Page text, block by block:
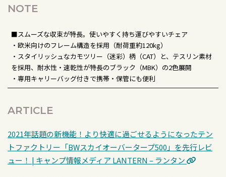
NOTE
■スムーズな収束が特長。使いやすく持ち運びやすいチェア
・欧米向けのフレーム構造を採用（耐荷重約120kg）
・スタイリッシュなカモツリー（迷彩）柄（CAT）と、テスリン素材
を採用、耐水性・速乾性が特長のブラック（MBK）の2色展開
・専用キャリーバッグ付きで携帯・保管にも便利
ARTICLE
2021年話題の新機能！より快適に過ごせるようになったテン
トファクトリー「BWスカイオーバータープ500」を先行レビ
ュー！ | キャンプ情報メディア LANTERN – ランタン